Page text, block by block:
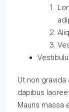
Ut non
dapibus
Mauris massa